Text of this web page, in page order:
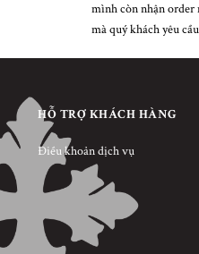
mình còn nhận order
mà quý khách yêu cầu
HỖ TRỢ KHÁCH HÀNG
Điều khoản dịch vụ